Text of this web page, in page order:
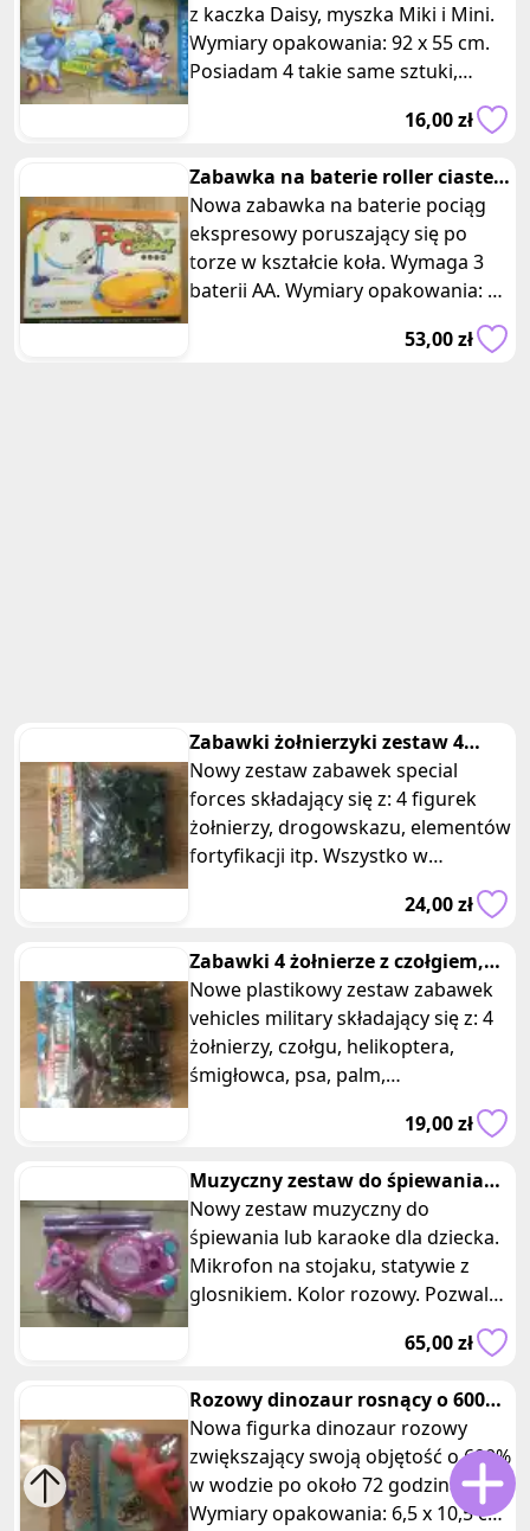
z kaczka Daisy, myszka Miki i Mini.
Wymiary opakowania: 92 x 55 cm.
Posiadam 4 takie same sztuki,
16,00 zł
Zabawka na baterie roller ciastek
bilet train
Nowa zabawka na baterie pociąg
ekspresowy poruszający się po
torze w kształcie koła. Wymaga 3
baterii AA. Wymiary opakowania: 35
53,00 zł
Zabawki żołnierzyki zestaw 4
żołnierzy z akcesoriami
Nowy zestaw zabawek special
forces składający się z: 4 figurek
żołnierzy, drogowskazu, elementów
fortyfikacji itp. Wszystko w
wojskowej kolorystyce. Zabawki dla
24,00 zł
Zabawki 4 żołnierze z czołgiem,
helikopterem, smiglowcem
Nowe plastikowy zestaw zabawek
vehicles military składający się z: 4
żołnierzy, czołgu, helikoptera,
śmigłowca, psa, palm,
19,00 zł
Muzyczny zestaw do śpiewania
karaoke dla dziecka mikrofon
Nowy zestaw muzyczny do
śpiewania lub karaoke dla dziecka.
Mikrofon na stojaku, statywie z
glosnikiem. Kolor rozowy. Pozwala
65,00 zł
Rozowy dinozaur rosnący o 600%
w wodzie
Nowa figurka dinozaur rozowy
zwiększający swoją objętość o 600%
w wodzie po około 72 godzinach.
Wymiary opakowania: 6,5 x 10,5 cm.